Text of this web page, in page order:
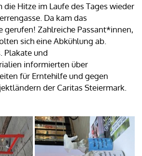
Hitze im Laufe des Tages wieder
Da kam das
gerufen! Zahlreiche Passant*innen,
sich eine Abkühlung ab.
Plakate und
informierten über
für Erntehilfe und gegen
der Caritas Steiermark.